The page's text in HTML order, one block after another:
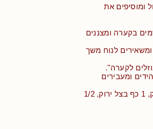
גדול ומוסיפים את
בקערה ומצננים
לנוח משך
ומעבירים
• מוסיפים 1/2 כפית שום קצוץ דק, 1 כף בצל ירוק, 1/2